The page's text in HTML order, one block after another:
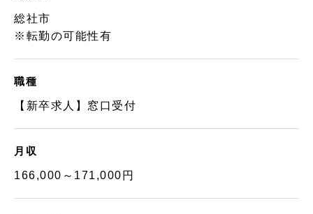
総社市
※転勤の可能性有
職種
【新卒求人】窓口受付
月収
166,000～171,000円